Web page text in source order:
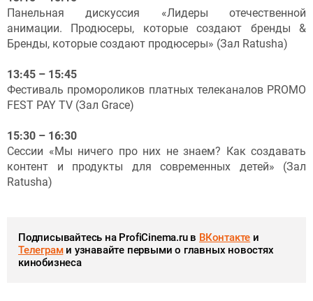
Панельная дискуссия «Лидеры отечественной
анимации. Продюсеры, которые создают бренды &
Бренды, которые создают продюсеры» (Зал Ratusha)
13:45 – 15:45
Фестиваль промороликов платных телеканалов PROMO
FEST PAY TV (Зал Grace)
15:30 – 16:30
Сессии «Мы ничего про них не знаем? Как создавать
контент и продукты для современных детей» (Зал
Ratusha)
Подписывайтесь на ProfiCinema.ru в ВКонтакте и
Телеграми узнавайте первыми о главных новостях
кинобизнеса